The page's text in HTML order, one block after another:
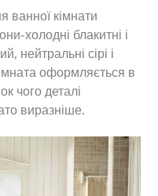
ванної кімнати
холодні блакитні і
нейтральні сірі і
оформляється в
чого деталі
виразніше.